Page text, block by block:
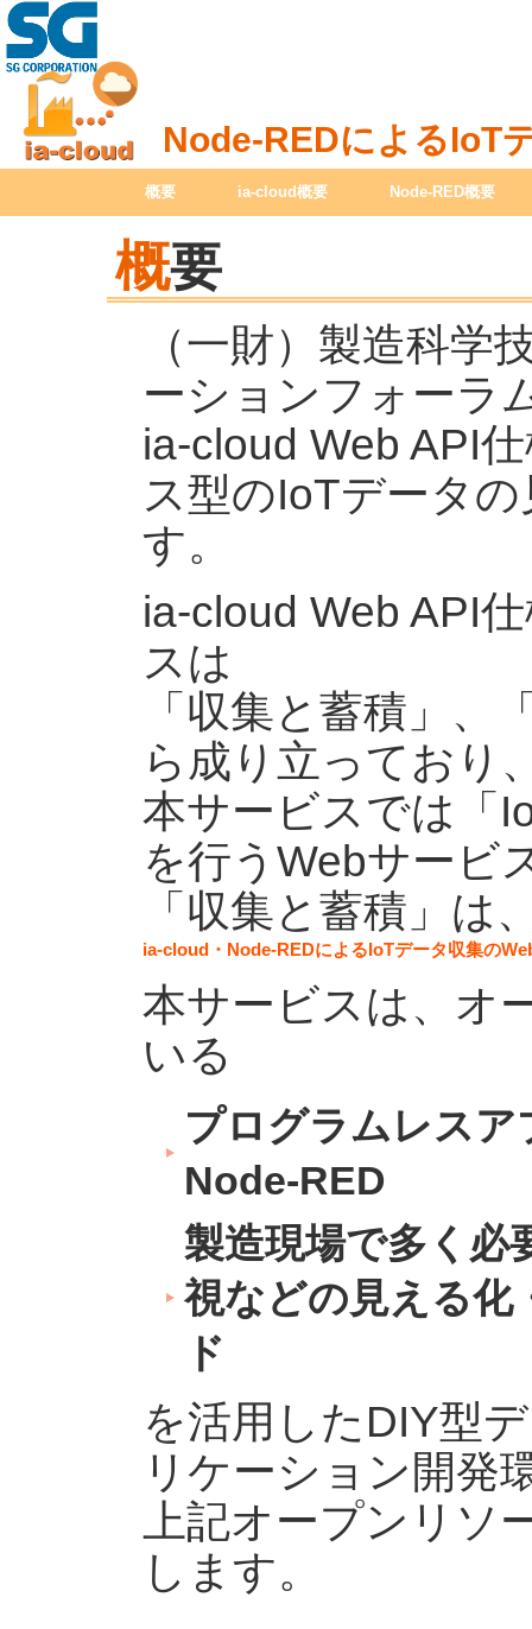
Node-REDによるIoT
概要 ia-cloud概要 Node-RED概要
概要
（一財）製造科学
ーションフォーラ
ia-cloud Web API
ス型のIoTデータ
す。
ia-cloud Web API
スは
「収集と蓄積」、
ら成り立っており
本サービスでは「
を行うWebサービ
「収集と蓄積」は
ia-cloud・Node-REDによるIoTデータ収集の
本サービスは、オ
いる
プログラムレス
Node-RED
製造現場で多く必
視などの見える化
ド
を活用したDIY型
リケーション開発
上記オープンリソ
します。